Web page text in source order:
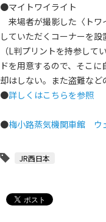
●マイトワイライト
来場者が撮影した〈トワ
していただくコーナーを設
（L判プリントを持参し
ドを用意するので、そこ
却はしない。また盗難など
●詳しくはこちらを参照
●梅小路蒸気機関車館 ウ
JR西日本